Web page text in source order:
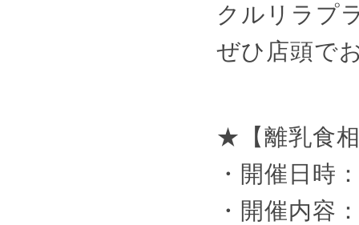
クルリラプ
ぜひ店頭で
★【離乳食
・開催日時
・開催内容